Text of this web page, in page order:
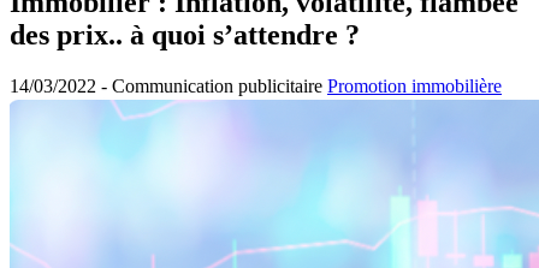
des prix.. à quoi s’attendre ?
14/03/2022 - Communication publicitaire Promotion immobilière